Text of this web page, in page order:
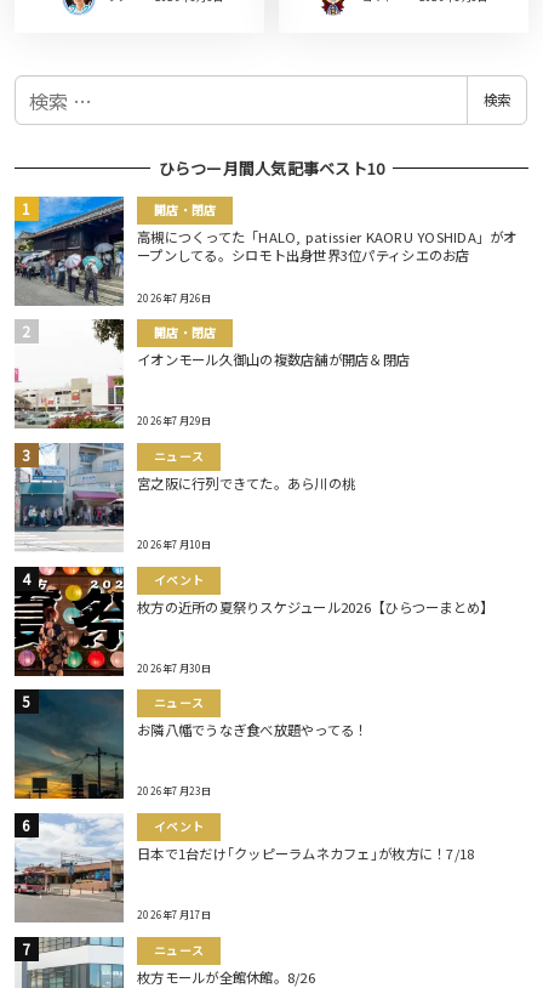
検
検索
ひらつー月間人気記事ベスト10
開店・閉店
高槻につくってた「HALO, patissier KAORU YOSHIDA」がオ
ープンしてる。シロモト出身世界3位パティシエのお店
2026年7月26日
開店・閉店
イオンモール久御山の複数店舗が開店＆閉店
2026年7月29日
ニュース
宮之阪に行列できてた。あら川の桃
2026年7月10日
イベント
枚方の近所の夏祭りスケジュール2026【ひらつーまとめ】
2026年7月30日
ニュース
お隣八幡でうなぎ食べ放題やってる！
2026年7月23日
イベント
日本で1台だけ｢クッピーラムネカフェ｣が枚方に！7/18
2026年7月17日
ニュース
枚方モールが全館休館。8/26